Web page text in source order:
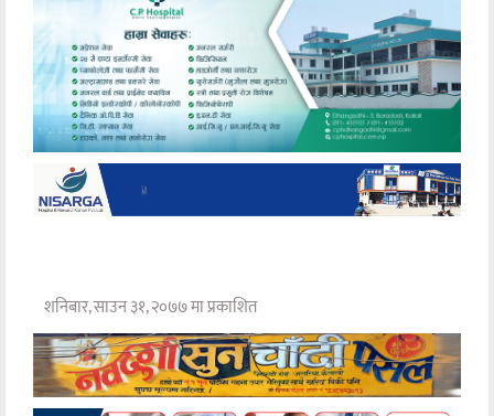
शनिबार, साउन ३१, २०७७ मा प्रकाशित